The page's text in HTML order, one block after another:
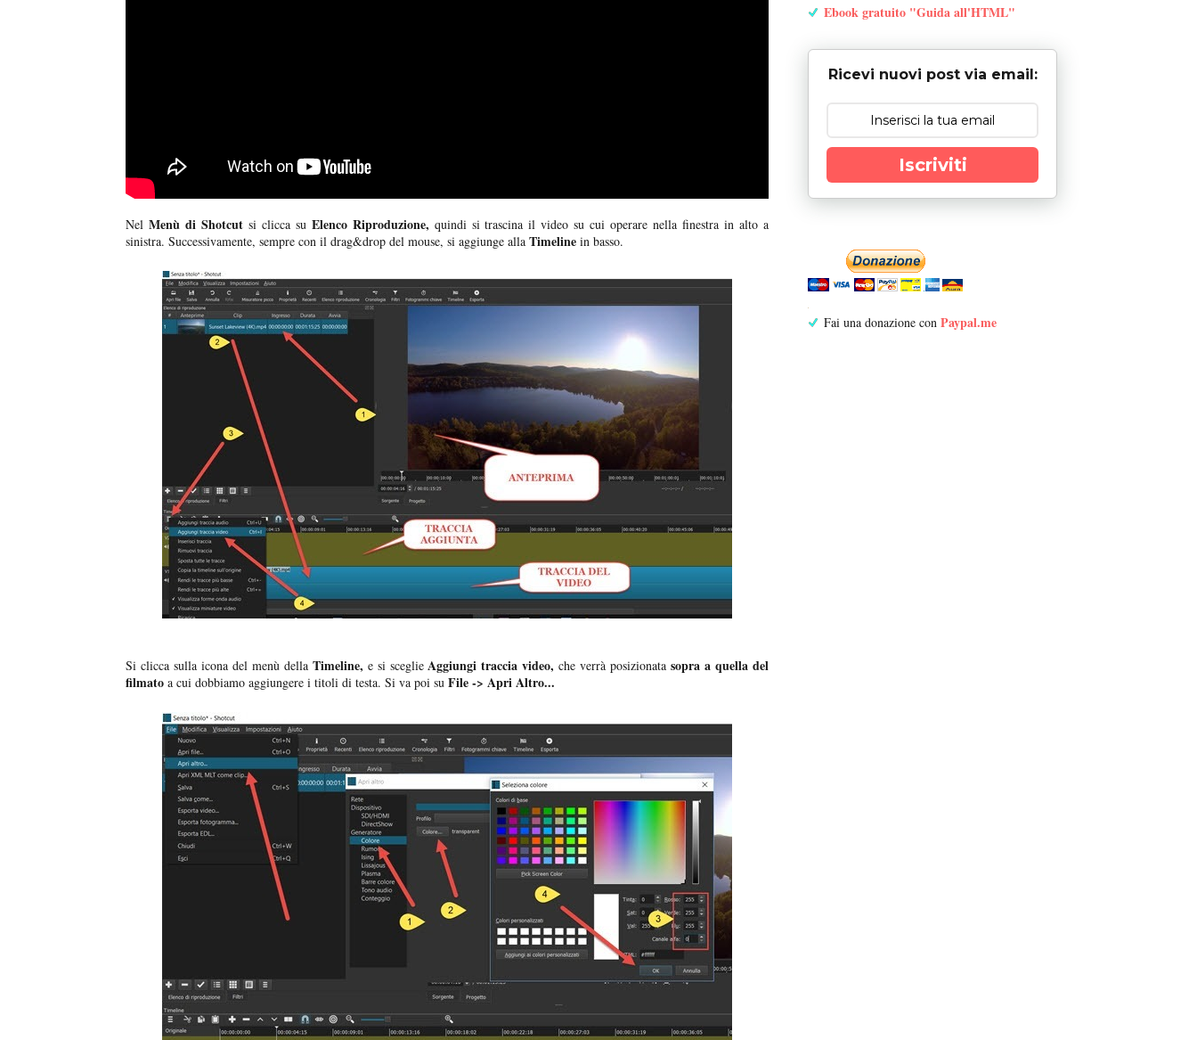
Nel Menù di Shotcutsi clicca suElenco Riproduzione, quindi si trascina il video su cui operare nella finestra in alto a
sinistra. Successivamente, sempre con il drag&drop del mouse, si aggiunge alla Timeline in basso.
Si clicca sulla icona del menù della Timeline, e si sceglieAggiungi traccia video, che verrà posizionatasopra a quella del
filmato a cui dobbiamo aggiungere i titoli di testa. Si va poi su File -> Apri Altro...
Ebook gratuito "Guida all'HTML"
Ricevi nuovi post via email:
Iscriviti
Fai una donazione con Paypal.me